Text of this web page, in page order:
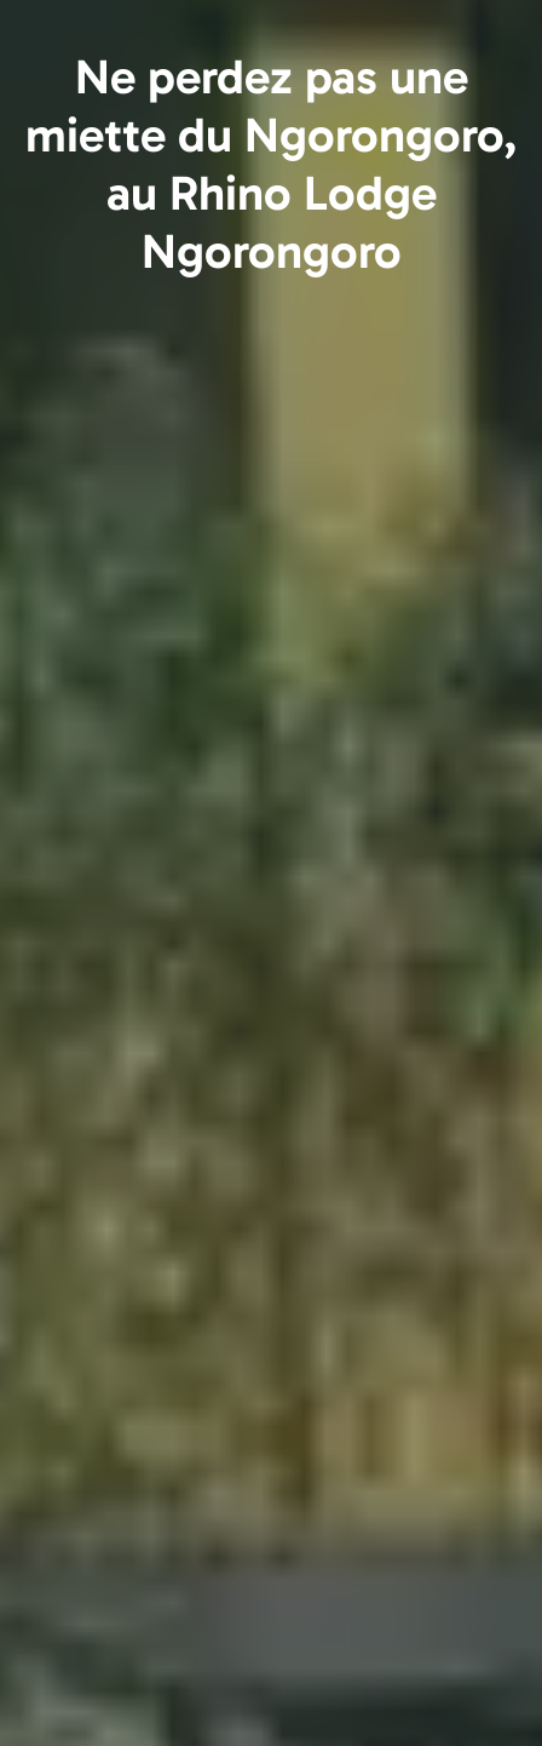
Ne perdez pas une
miette du Ngorongoro,
au Rhino Lodge
Ngorongoro